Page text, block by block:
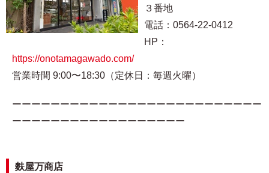
３番地
電話：0564-22-0412
HP：
https://onotamagawado.com/
営業時間 9:00〜18:30（定休日：毎週火曜）
ーーーーーーーーーーーーーーーーーーーーーーーーーー
ーーーーーーーーーーーーーーーーーー
麩屋万商店